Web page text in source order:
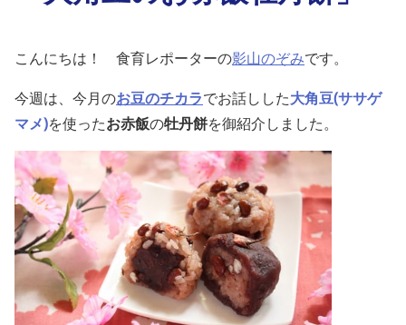
こんにちは！ 食育レポーターの影山のぞみです。
今週は、今月のお豆のチカラでお話しした大角豆(ササゲ
マメ)を使ったお赤飯の牡丹餅を御紹介しました。